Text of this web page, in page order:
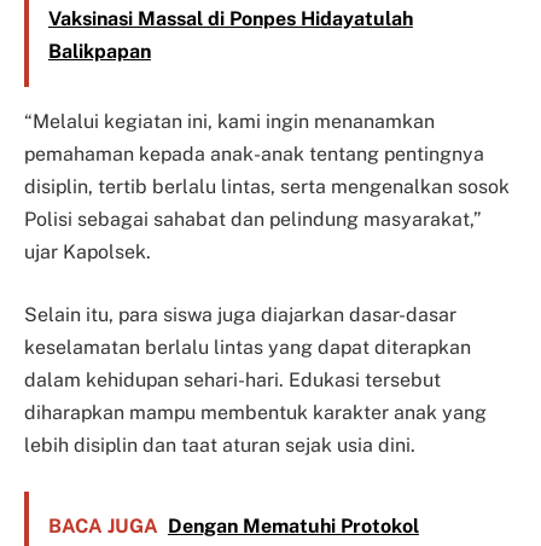
Vaksinasi Massal di Ponpes Hidayatulah
Balikpapan
“Melalui kegiatan ini, kami ingin menanamkan
pemahaman kepada anak-anak tentang pentingnya
disiplin, tertib berlalu lintas, serta mengenalkan sosok
Polisi sebagai sahabat dan pelindung masyarakat,”
ujar Kapolsek.
Selain itu, para siswa juga diajarkan dasar-dasar
keselamatan berlalu lintas yang dapat diterapkan
dalam kehidupan sehari-hari. Edukasi tersebut
diharapkan mampu membentuk karakter anak yang
lebih disiplin dan taat aturan sejak usia dini.
BACA JUGA Dengan Mematuhi Protokol